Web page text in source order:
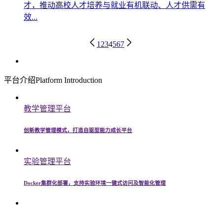
才，推动高校人才培养与就业有机联动、人才供需有
效...
1 234567
平台介绍Platform Introduction
教学管理平台
创新教学管理模式，打造自驱型能力成长平台
实验管理平台
Docker集群化部署，支持实验环境一键式访问及智能化管理